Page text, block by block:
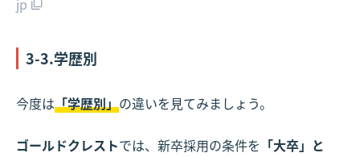
jp
3-3.学歴別
今度は「学歴別」の違いを見てみましょう。
ゴールドクレストでは、新卒採用の条件を 「大卒」と